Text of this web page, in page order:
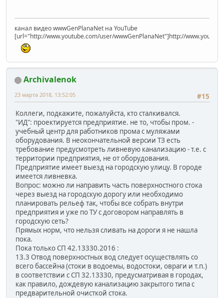
канал видео wwwGenPlanaNet на YouTube
[url="http://www.youtube.com/user/wwwGenPlanaNet"]http://
Archivalenok
#15
23 марта 2018, 13:52:05
Коллеги, подкажите, пожалуйста, кто сталкивался.
"ИД": проектируется предприятие. не то, чтобы пром. -
учебный центр для работников прома с муляжами
оборудования. В неокончательной версии ТЗ есть
требование предусмотреть ливневую канализацию - т.е. с
территории предприятия, не от оборудования.
Предприятие имеет выезд на городскую улицу. В городе
имеется ливневка.
Вопрос: можно ли направить часть поверхностного стока
через выезд на городскую дорогу или необходимо
планировать рельеф так, чтобы все собрать внутри
предприятия и уже по ТУ с договором направлять в
городскую сеть?
Прямых норм, что нельзя сливать на дороги я не нашла
пока.
Пока только СП 42.13330.2016 :
13.3 Отвод поверхностных вод следует осуществлять со
всего бассейна (стоки в водоемы, водостоки, овраги и т.п.)
в соответствии с СП 32.13330, предусматривая в городах,
как правило, дождевую канализацию закрытого типа с
предварительной очисткой стока.